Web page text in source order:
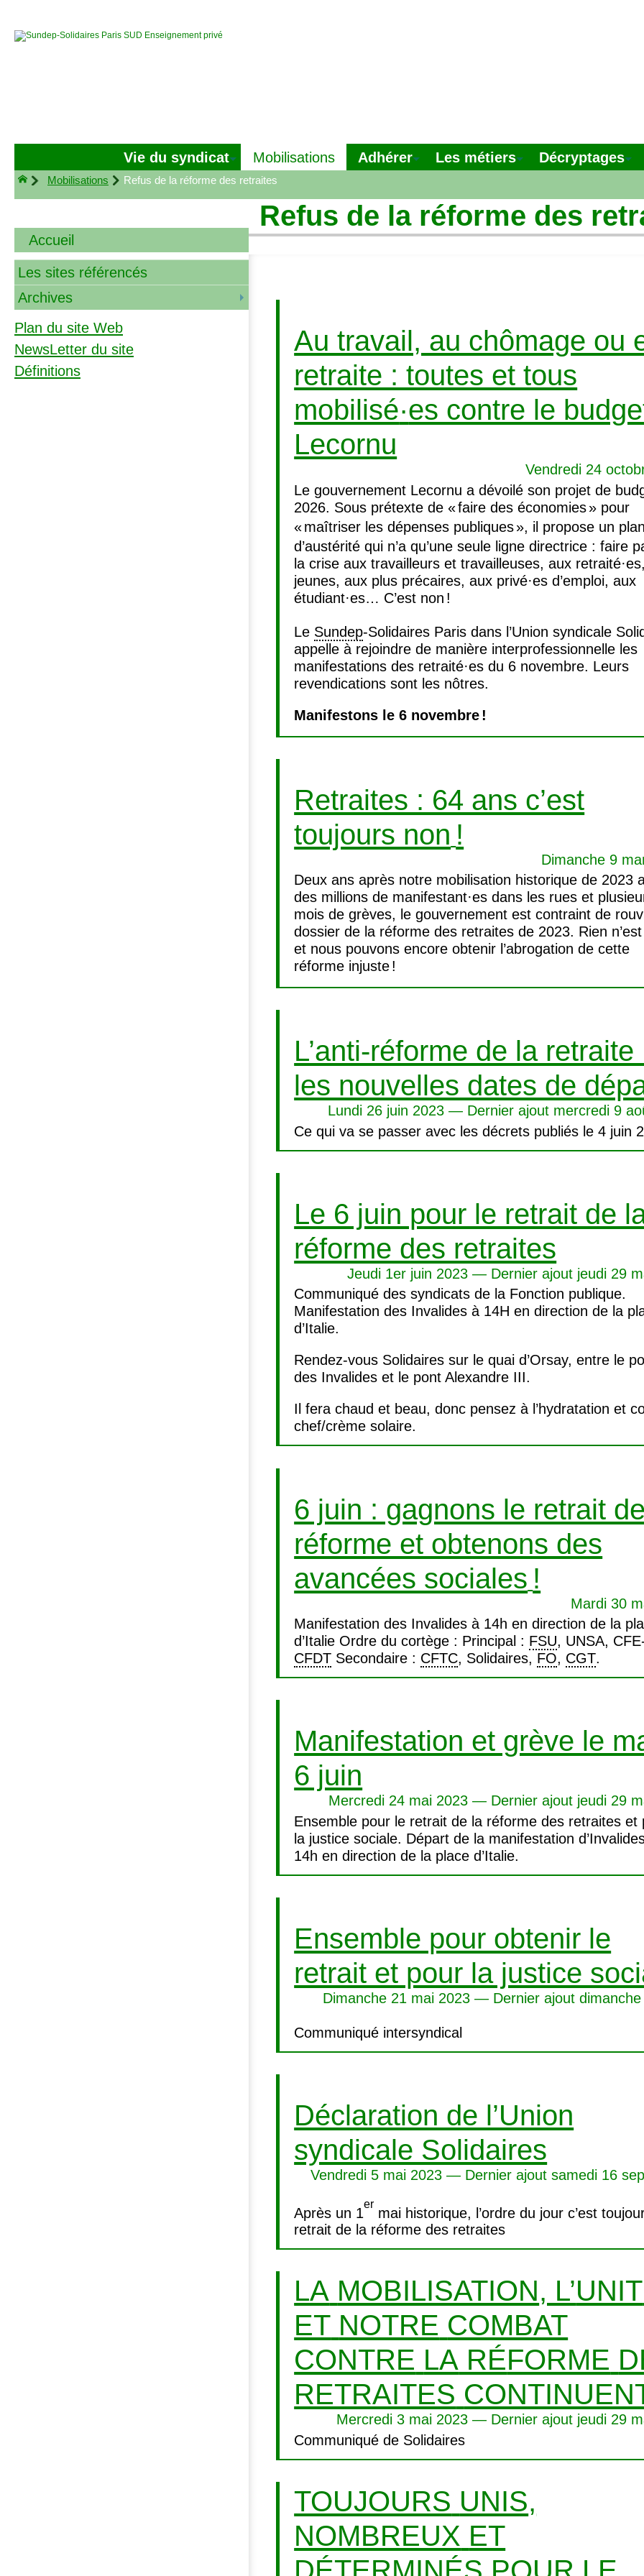
Vie du syndicat Mobilisations Adhérer Les métiers Décryptages
Mobilisations Refus de la réforme des retraites
Refus de la réforme des
Au travail, au chômage ou
retraite : toutes et tous
mobilisé·es contre le
Lecornu
Vendredi 24
Le gouvernement Lecornu a dévoilé son projet de
2026. Sous prétexte de «faire des économies» pour
«maîtriser les dépenses publiques», il propose un plan
d’austérité qui n’a qu’une seule ligne directrice : faire
la crise aux travailleurs et travailleuses, aux retraité·
jeunes, aux plus précaires, aux privé·es d’emploi, aux
étudiant·es… C’est non !
Le Sundep-Solidaires Paris dans l’Union syndicale
appelle à rejoindre de manière interprofessionnelle les
manifestations des retraité·es du 6 novembre. Leurs
revendications sont les nôtres.
Manifestons le 6 novembre!
Retraites : 64 ans c’est
toujours non !
Dimanche 9
Deux ans après notre mobilisation historique de 2023
des millions de manifestant·es dans les rues et
mois de grèves, le gouvernement est contraint de
dossier de la réforme des retraites de 2023. Rien
et nous pouvons encore obtenir l’abrogation de cette
réforme injuste!
L’anti-réforme de la retraite
les nouvelles dates de
Lundi 26 juin 2023 — Dernier ajout mercredi 9
Ce qui va se passer avec les décrets publiés le 4 juin
Le 6 juin pour le retrait de
réforme des retraites
Jeudi 1er juin 2023 — Dernier ajout jeudi 29
Communiqué des syndicats de la Fonction publique.
Manifestation des Invalides à 14H en direction de la
d’Italie.
Rendez-vous Solidaires sur le quai d’Orsay, entre le
des Invalides et le pont Alexandre III.
Il fera chaud et beau, donc pensez à l’hydratation et
chef/crème solaire.
6 juin : gagnons le retrait
réforme et obtenons des
avancées sociales !
Mardi 30
Manifestation des Invalides à 14h en direction de la
d’Italie Ordre du cortège : Principal : FSU, UNSA, CFE
CFDT Secondaire : CFTC, Solidaires, FO, CGT.
Manifestation et grève le
6 juin
Mercredi 24 mai 2023 — Dernier ajout jeudi 29
Ensemble pour le retrait de la réforme des retraites et
la justice sociale. Départ de la manifestation
14h en direction de la place d’Italie.
Ensemble pour obtenir le
retrait et pour la justice
Dimanche 21 mai 2023 — Dernier ajout
Communiqué intersyndical
Déclaration de l’Union
syndicale Solidaires
Vendredi 5 mai 2023 — Dernier ajout samedi 16
Après un 1
er
mai historique, l’ordre du jour c’est
retrait de la réforme des retraites
LA MOBILISATION, L’UNIT
ET NOTRE COMBAT
CONTRE LA RÉFORME
RETRAITES
Mercredi 3 mai 2023 — Dernier ajout jeudi 29
Communiqué de Solidaires
TOUJOURS UNIS,
NOMBREUX ET
Accueil
Les sites référencés
Archives
Plan du site Web
NewsLetter du site
Définitions